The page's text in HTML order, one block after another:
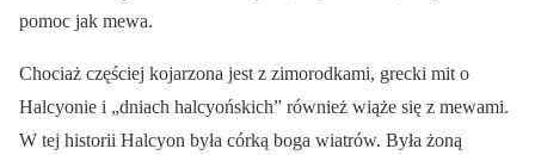
pomoc jak mewa.
Chociaż częściej kojarzona jest z zimorodkami, grecki mit o
Halcyonie i „dniach halcyońskich” również wiąże się z mewami.
W tej historii Halcyon była córką boga wiatrów. Była żoną